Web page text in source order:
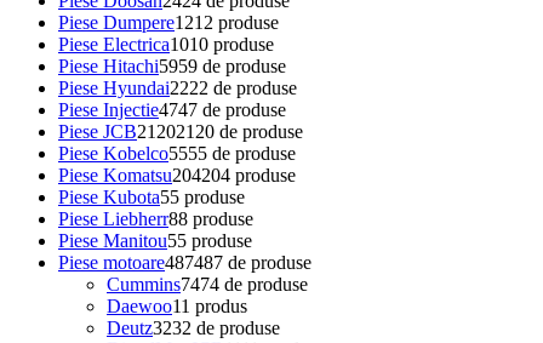
Piese Dumpere1212 produse
Piese Electrica1010 produse
Piese Hitachi5959 de produse
Piese Hyundai2222 de produse
Piese Injectie4747 de produse
Piese JCB21202120 de produse
Piese Kobelco5555 de produse
Piese Komatsu204204 produse
Piese Kubota55 produse
Piese Liebherr88 produse
Piese Manitou55 produse
Piese motoare487487 de produse
Cummins7474 de produse
Daewoo11 produs
Deutz3232 de produse